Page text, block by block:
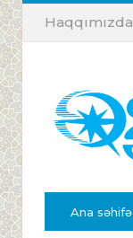
Haqqımızda
Ana səhifə